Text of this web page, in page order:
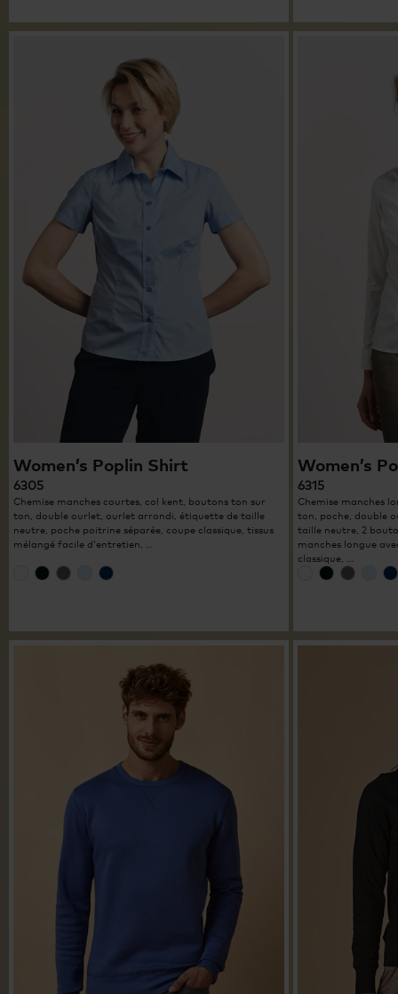
Women’s Poplin Shirt
6305
Chemise manches courtes, col kent, boutons ton sur
ton, double ourlet, ourlet arrondi, étiquette de taille
neutre, poche poitrine séparée, coupe classique, tissus
mélangé facile d‘entretien, …
Women’s
6315
Chemise manches
ton, poche, double
taille neutre, 2
manches longue
classique, …